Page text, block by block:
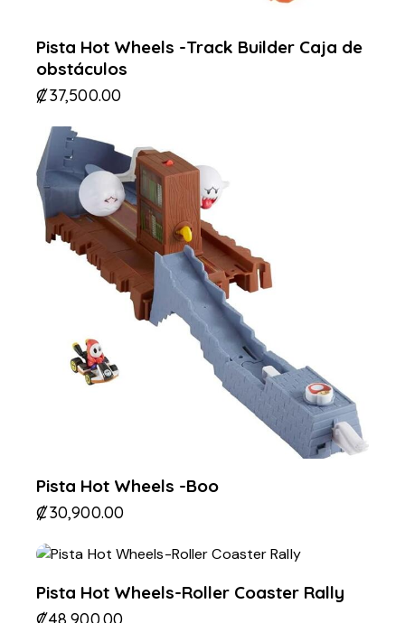
Pista Hot Wheels -Track Builder Caja de
obstáculos
₡37,500.00
Pista Hot Wheels -Boo
₡30,900.00
Pista Hot Wheels-Roller Coaster Rally